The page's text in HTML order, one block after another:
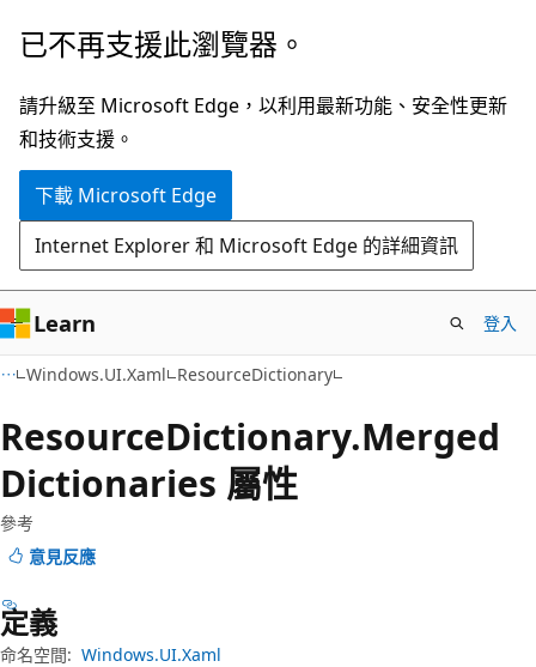
跳
主
要
內
跳
頁
面
內
覽
已不再支援此瀏覽器。
請升級至 Microsoft Edge，以利用最新功能、安全性更新
和技術支援。
下載 Microsoft Edge
Internet Explorer 和 Microsoft Edge 的詳細資訊
Learn 登入
Windows.UI.Xaml ResourceDictionary
ResourceDictionary.Merged
Dictionaries 屬性
參考
意見反應
定義
命名空間: Windows.UI.Xaml